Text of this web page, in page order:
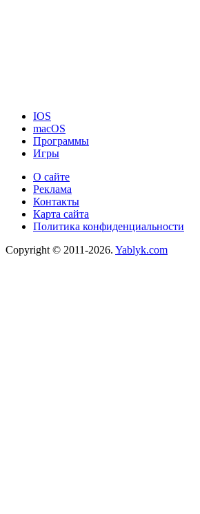
IOS
macOS
Программы
Игры
О сайте
Реклама
Контакты
Карта сайта
Политика конфиденциальности
Copyright © 2011-2026. Yablyk.сom